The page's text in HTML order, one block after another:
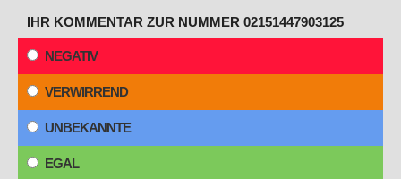
IHR KOMMENTAR ZUR NUMMER 02151447903125
NEGATIV
VERWIRREND
UNBEKANNTE
EGAL